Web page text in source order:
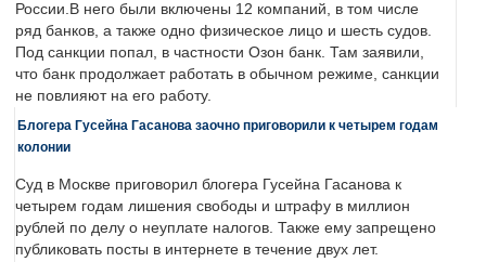
России.В него были включены 12 компаний, в том числе
ряд банков, а также одно физическое лицо и шесть судов.
Под санкции попал, в частности Озон банк. Там заявили,
что банк продолжает работать в обычном режиме, санкции
не повлияют на его работу.
Блогера Гусейна Гасанова заочно приговорили к четырем годам
колонии
Суд в Москве приговорил блогера Гусейна Гасанова к
четырем годам лишения свободы и штрафу в миллион
рублей по делу о неуплате налогов. Также ему запрещено
публиковать посты в интернете в течение двух лет.